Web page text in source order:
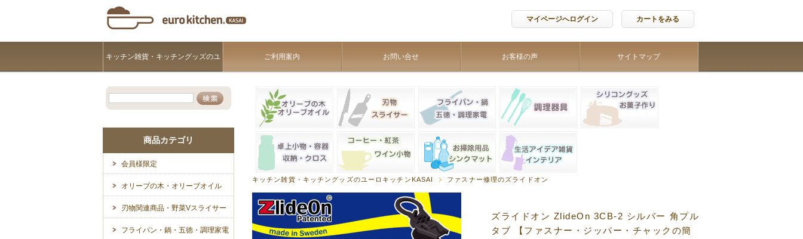
マイページへログイン カートをみる
キッチン雑貨・キッチングッズのユ
ーロキッチンKASAI
ご利用案内 お問い合せ お客様の声 サイトマップ
キッチン雑貨・キッチングッズのユーロキッチンKASAI ファスナー修理のズライドオン
ズライドオン ZlideOn 3CB-2 シルバー 角プル
タブ 【ファスナー・ジッパー・チャックの簡
商品カテゴリ
会員様限定
オリーブの木・オリーブオイル
刃物関連商品・野菜Vスライサー
フライパン・鍋・五徳・調理家電